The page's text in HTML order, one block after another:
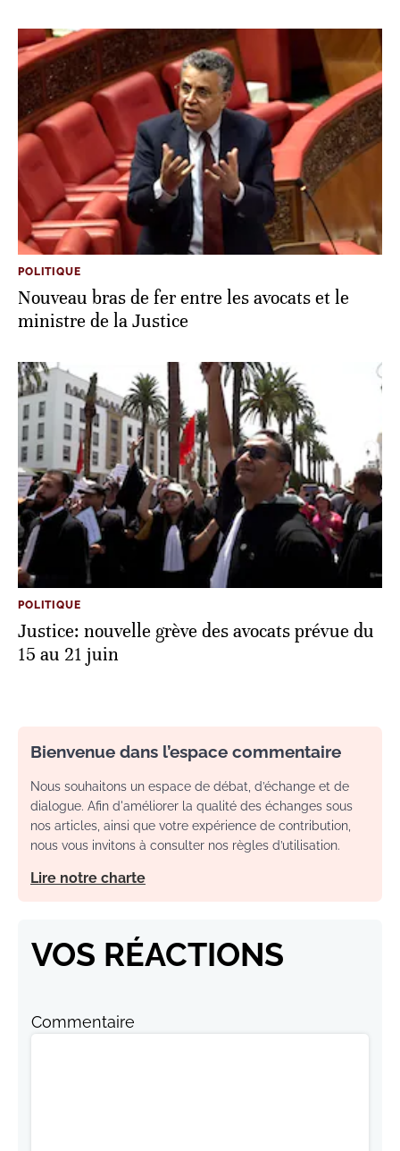
POLITIQUE
Nouveau bras de fer entre les avocats et le
ministre de la Justice
POLITIQUE
Justice: nouvelle grève des avocats prévue du
15 au 21 juin
Bienvenue dans l’espace commentaire
Nous souhaitons un espace de débat, d’échange et de
dialogue. Afin d'améliorer la qualité des échanges sous
nos articles, ainsi que votre expérience de contribution,
nous vous invitons à consulter nos règles d’utilisation.
Lire notre charte
VOS RÉACTIONS
Commentaire